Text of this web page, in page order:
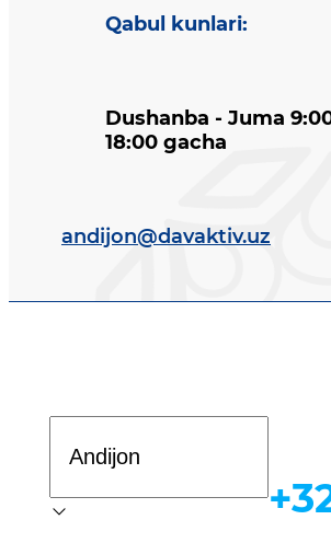
Qabul kunlari:
Dushanba - Juma
18:00 gacha
andijon@davaktiv.uz
Ob-